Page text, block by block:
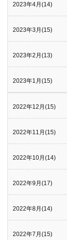
2023年4月(14)
2023年3月(15)
2023年2月(13)
2023年1月(15)
2022年12月(15)
2022年11月(15)
2022年10月(14)
2022年9月(17)
2022年8月(14)
2022年7月(15)